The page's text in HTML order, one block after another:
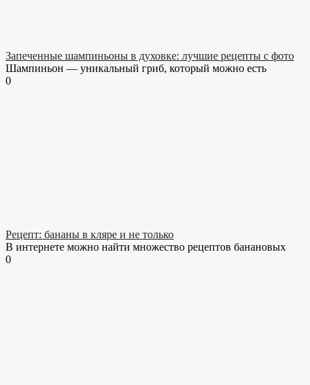
Запеченные шампиньоны в духовке: лучшие рецепты с фото
Шампиньон — уникальный гриб, который можно есть
0
Рецепт: бананы в кляре и не только
В интернете можно найти множество рецептов банановых
0